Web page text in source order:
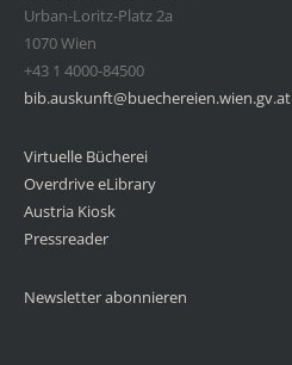
Urban-Loritz-Platz 2a
1070 Wien
+43 1 4000-84500
bib.auskunft@buechereien.wien.gv.at
Virtuelle Bücherei
Overdrive eLibrary
Austria Kiosk
Pressreader
Newsletter abonnieren